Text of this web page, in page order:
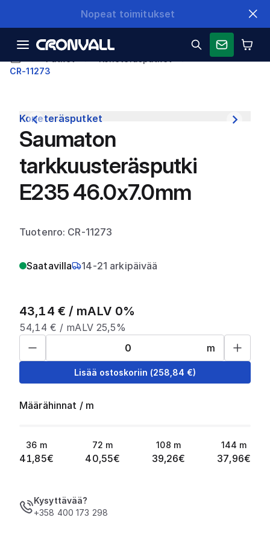
Nopeat toimitukset
CR-11273
Koneteräsputket
Saumaton
tarkkuusteräsputki
E235 46.0x7.0mm
Tuotenro: CR-11273
Saatavilla 14-21 arkipäivää
43,14 € / mALV 0%
54,14 € / mALV 25,5%
m
Lisää ostoskoriin (258,84 €)
Määrähinnat / m
36 m
41,85€
72 m
40,55€
108 m
39,26€
144 m
37,96€
Kysyttävää?
+358 400 173 298